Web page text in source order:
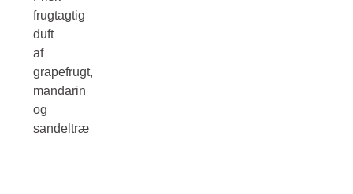
frugtagtig
duft
af
grapefrugt,
mandarin
og
sandeltræ